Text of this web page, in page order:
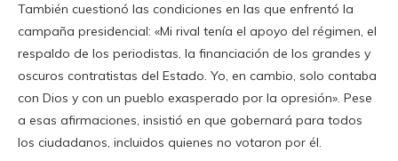
También cuestionó las condiciones en las que enfrentó la
campaña presidencial: «Mi rival tenía el apoyo del régimen, el
respaldo de los periodistas, la financiación de los grandes y
oscuros contratistas del Estado. Yo, en cambio, solo contaba
con Dios y con un pueblo exasperado por la opresión». Pese
a esas afirmaciones, insistió en que gobernará para todos
los ciudadanos, incluidos quienes no votaron por él.